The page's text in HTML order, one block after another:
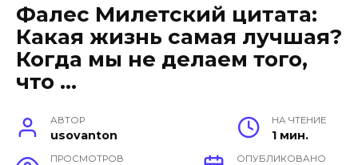
Фалес Милетский цитата:
Какая жизнь самая лучшая?
Когда мы не делаем того,
что …
АВТОР
usovanton
НА ЧТЕНИЕ
1 мин.
ПРОСМОТРОВ ОПУБЛИКОВАНО